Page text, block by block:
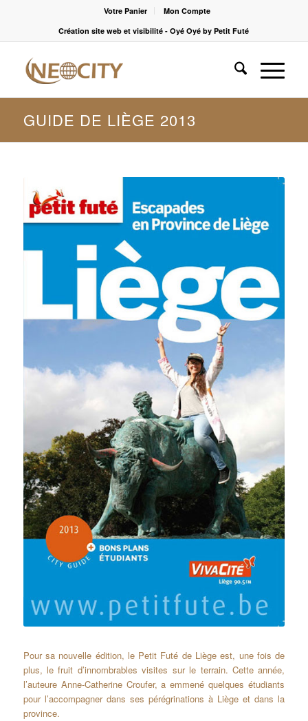
Votre Panier
Mon Compte
Création site web et visibilité - Oyé Oyé by Petit Futé
GUIDE DE LIÈGE 2013
Pour sa nouvelle édition, le Petit Futé de Liège est, une fois de
plus, le fruit d’innombrables visites sur le terrain. Cette année,
l’auteure Anne-Catherine Croufer, a emmené quelques étudiants
pour l’accompagner dans ses pérégrinations à Liège et dans la
province.